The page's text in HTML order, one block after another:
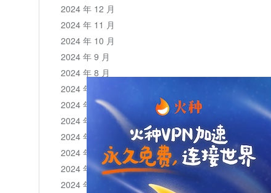
2024 年 12 月
2024 年 11 月
2024 年 10 月
2024 年 9 月
2024 年 8 月
2024 年 7 月
2024 年 6 月
2024 年 5 月
2024 年 4 月
2024 年 3 月
2024 年 2 月
2024 年 1 月